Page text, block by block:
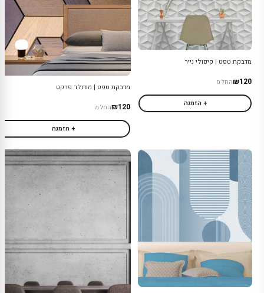
מדבקת טפט | קיפולי נייר
₪120החל מ
+ הזמנה
מדבקת טפט | מודולר פרקט
₪120החל מ
+ הזמנה